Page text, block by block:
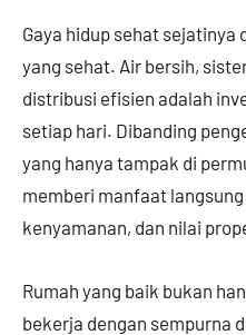
Gaya hidup sehat sejatinya
yang sehat. Air bersih,
distribusi efisien adalah
setiap hari. Dibanding
yang hanya tampak di
memberi manfaat
kenyamanan, dan nilai
Rumah yang baik bukan
bekerja dengan sempurna